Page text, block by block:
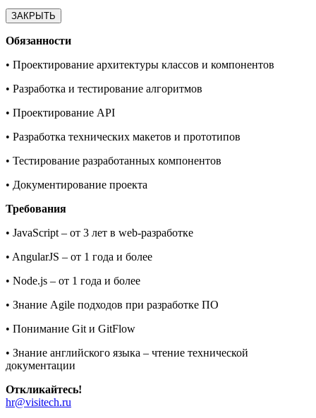
ЗАКРЫТЬ
Обязанности
• Проектирование архитектуры классов и компонентов
• Разработка и тестирование алгоритмов
• Проектирование API
• Разработка технических макетов и прототипов
• Тестирование разработанных компонентов
• Документирование проекта
Требования
• JavaScript – от 3 лет в web-разработке
• AngularJS – от 1 года и более
• Node.js – от 1 года и более
• Знание Agile подходов при разработке ПО
• Понимание Git и GitFlow
• Знание английского языка – чтение технической
документации
Откликайтесь!
hr@visitech.ru